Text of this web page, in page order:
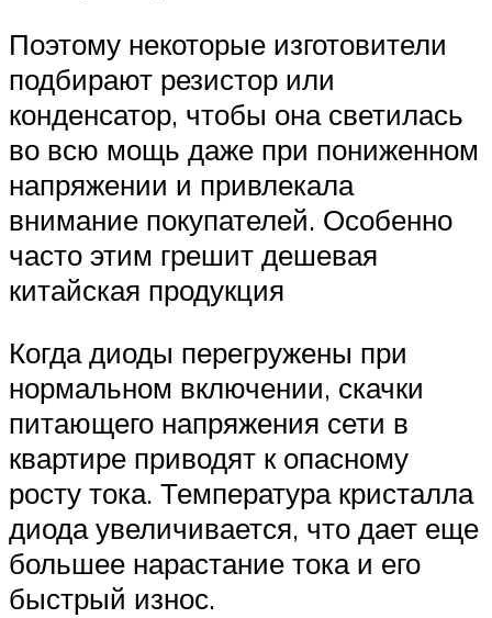
Поэтому некоторые изготовители
подбирают резистор или
конденсатор, чтобы она светилась
во всю мощь даже при пониженном
напряжении и привлекала
внимание покупателей. Особенно
часто этим грешит дешевая
китайская продукция
Когда диоды перегружены при
нормальном включении, скачки
питающего напряжения сети в
квартире приводят к опасному
росту тока. Температура кристалла
диода увеличивается, что дает еще
большее нарастание тока и его
быстрый износ.